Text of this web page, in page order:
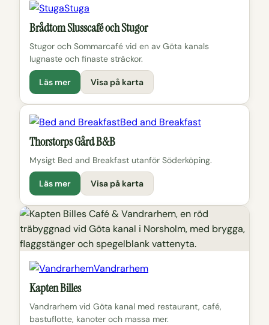
Stuga
Brådtom Slusscafé och Stugor
Stugor och Sommarcafé vid en av Göta kanals
lugnaste och finaste sträckor.
Läs mer Visa på karta
Bed and Breakfast
Thorstorps Gård B&B
Mysigt Bed and Breakfast utanför Söderköping.
Läs mer Visa på karta
Vandrarhem
Kapten Billes
Vandrarhem vid Göta kanal med restaurant, café,
bastuflotte, kanoter och massa mer.